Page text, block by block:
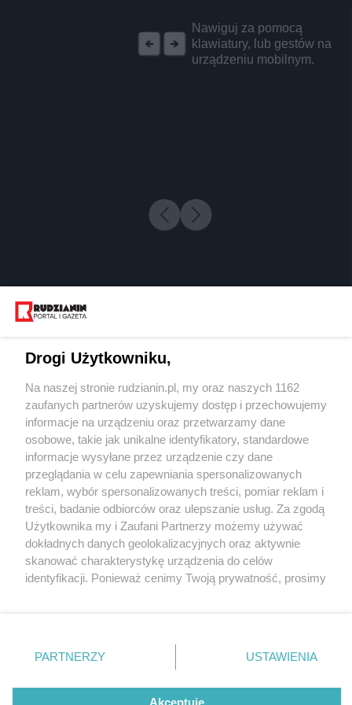
Nawiguj za pomocą
klawiatury, lub gestów na
urządzeniu mobilnym.
1 / 0
Wydawca mediów
Nie zapomnij
zapoznać się z:
polityką prywatności regulamin korzystania z portali
Twojemiasto
Piekary Śląskie
Chorzów
Tarnowskie Góry
Gliwice
Skontakuj sięz nami
Kontakt
Wydawca
Redakcja
Drogi Użytkowniku,
Na naszej stronie rudzianin.pl, my oraz naszych 1162
zaufanych partnerów uzyskujemy dostęp i przechowujemy
informacje na urządzeniu oraz przetwarzamy dane
osobowe, takie jak unikalne identyfikatory, standardowe
informacje wysyłane przez urządzenie czy dane
przeglądania w celu zapewniania spersonalizowanych
reklam, wybór spersonalizowanych treści, pomiar reklam i
treści, badanie odbiorców oraz ulepszanie usług. Za zgodą
Użytkownika my i Zaufani Partnerzy możemy używać
dokładnych danych geolokalizacyjnych oraz aktywnie
skanować charakterystykę urządzenia do celów
identyfikacji. Ponieważ cenimy Twoją prywatność, prosimy
prywatności znajdujący się w lewym dolnym rogu strony
. Niektóre rodzaje przetwarzania danych nie wymagają
zgody użytkownika, ale masz prawo sprzeciwić się
takiemu przetwarzaniu. Preferencje będą miały
PARTNERZY USTAWIENIA
Akceptuję